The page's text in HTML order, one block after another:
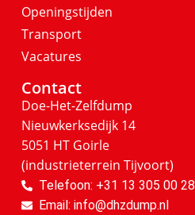
Openingstijden
Transport
Vacatures
Contact
Doe-Het-Zelfdump
Nieuwkerksedijk 14
5051 HT Goirle
(industrieterrein Tijvoort)
Telefoon: +31 13 305 00 28
Email: info@dhzdump.nl